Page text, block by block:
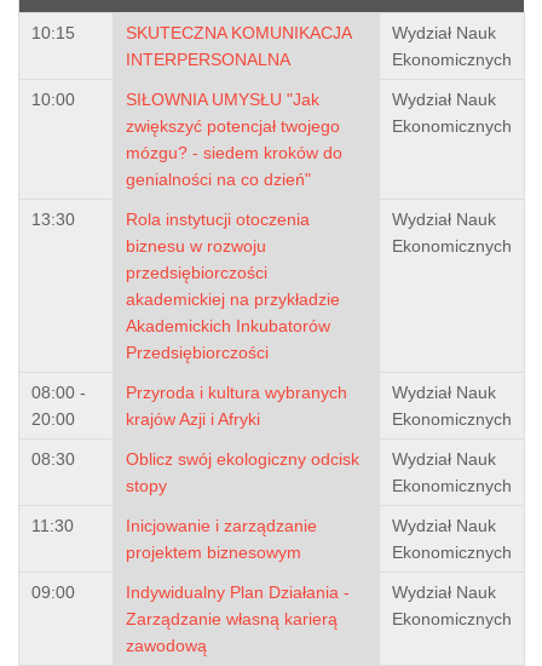
10:15
SKUTECZNA KOMUNIKACJA
INTERPERSONALNA
Wydział Nauk
Ekonomicznych
10:00
SIŁOWNIA UMYSŁU "Jak
zwiększyć potencjał twojego
mózgu? - siedem kroków do
genialności na co dzień"
Wydział Nauk
Ekonomicznych
13:30
Rola instytucji otoczenia
biznesu w rozwoju
przedsiębiorczości
akademickiej na przykładzie
Akademickich Inkubatorów
Przedsiębiorczości
Wydział Nauk
Ekonomicznych
08:00 -
20:00
Przyroda i kultura wybranych
krajów Azji i Afryki
Wydział Nauk
Ekonomicznych
08:30
Oblicz swój ekologiczny odcisk
stopy
Wydział Nauk
Ekonomicznych
11:30
Inicjowanie i zarządzanie
projektem biznesowym
Wydział Nauk
Ekonomicznych
09:00
Indywidualny Plan Działania -
Zarządzanie własną karierą
zawodową
Wydział Nauk
Ekonomicznych